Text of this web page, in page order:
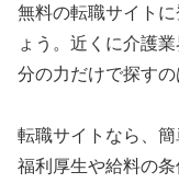
無料の転職サイト
ょう。近くに介護
分の力だけで探すの
転職サイトなら、簡
福利厚生や給料の